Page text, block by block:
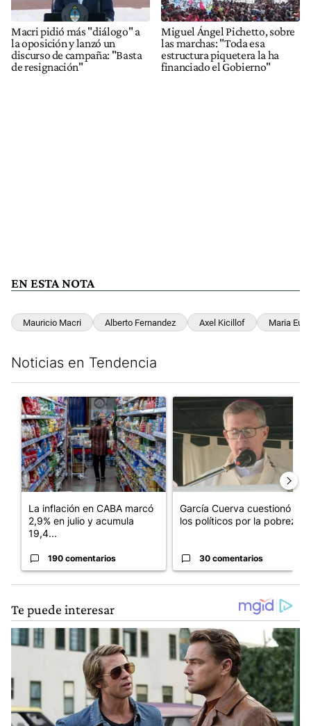
Macri pidió más "diálogo" a
la oposición y lanzó un
discurso de campaña: "Basta
de resignación"
Miguel Ángel Pichetto, sobre
las marchas: "Toda esa
estructura piquetera la ha
financiado el Gobierno"
EN ESTA NOTA
Mauricio Macri Alberto Fernandez Axel Kicillof Maria
Noticias en Tendencia
Un artículo de tendencia con el título "La inflación en CABA
La inflación en CABA marcó
2,9% en julio y acumula
19,4...
190 comentarios
Un artículo de tendencia con
García Cuerva cuestionó a
los políticos por la pobreza
30 comentarios